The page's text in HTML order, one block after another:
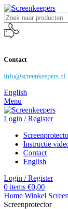
Contact
info@screenkeepers.nl
English
Menu
Login / Register
Instructie
Contact
English
Login / Register
0 items €0,00
Home Winkel
Screenprotector